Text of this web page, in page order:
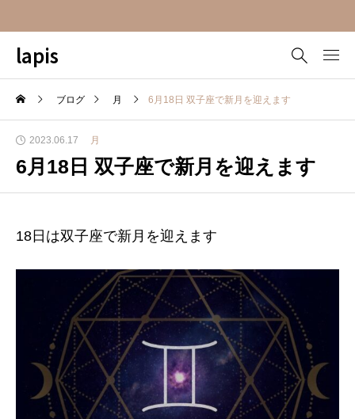
lapis
ブログ 月 6月18日 双子座で新月を迎えます
2023.06.17 月
6月18日 双子座で新月を迎えます
18日は双子座で新月を迎えます